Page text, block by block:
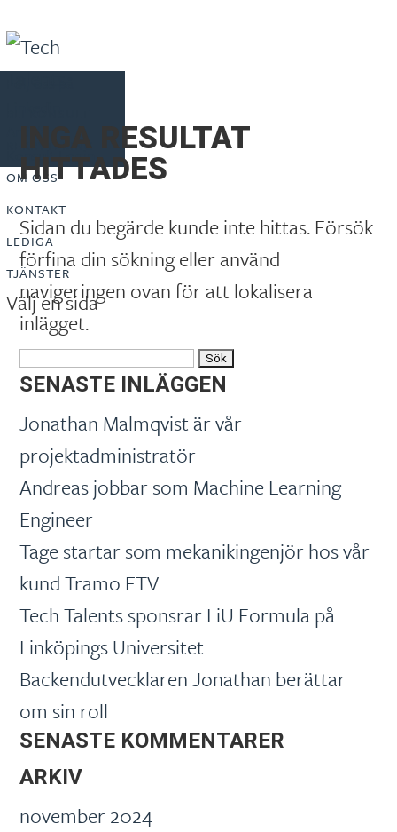
OM OSS
KONTAKT
LEDIGA
TJÄNSTER
Välj en sida
INGA RESULTAT
HITTADES
Sidan du begärde kunde inte hittas. Försök
förfina din sökning eller använd
navigeringen ovan för att lokalisera
inlägget.
Sök
efter:
SENASTE INLÄGGEN
Jonathan Malmqvist är vår
projektadministratör
Andreas jobbar som Machine Learning
Engineer
Tage startar som mekanikingenjör hos vår
kund Tramo ETV
Tech Talents sponsrar LiU Formula på
Linköpings Universitet
Backendutvecklaren Jonathan berättar
om sin roll
SENASTE KOMMENTARER
ARKIV
november 2024